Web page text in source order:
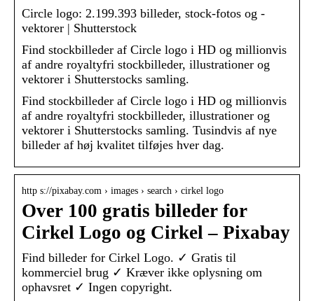
Circle logo: 2.199.393 billeder, stock-fotos og -
vektorer | Shutterstock
Find stockbilleder af Circle logo i HD og millionvis
af andre royaltyfri stockbilleder, illustrationer og
vektorer i Shutterstocks samling.
Find stockbilleder af Circle logo i HD og millionvis
af andre royaltyfri stockbilleder, illustrationer og
vektorer i Shutterstocks samling. Tusindvis af nye
billeder af høj kvalitet tilføjes hver dag.
http s://pixabay.com › images › search › cirkel logo
Over 100 gratis billeder for
Cirkel Logo og Cirkel – Pixabay
Find billeder for Cirkel Logo. ✓ Gratis til
kommerciel brug ✓ Kræver ikke oplysning om
ophavsret ✓ Ingen copyright.